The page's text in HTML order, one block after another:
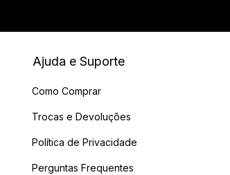
Ajuda e Suporte
Como Comprar
Trocas e Devoluções
Política de Privacidade
Perguntas Frequentes